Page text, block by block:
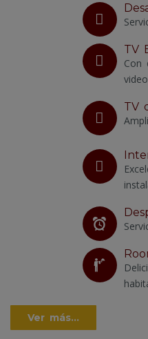
TV
Con
TV
Ver más...